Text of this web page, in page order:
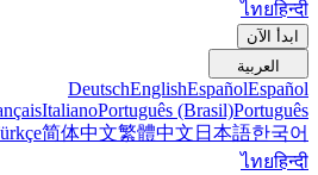
ไทยहिन्दी
ابدأ الآن
العربية
DeutschEnglishEspañolEspañol
ItalianoPortuguês (Brasil)Português
简体中文繁體中文 日本語한국어
ไทยहिन्दी